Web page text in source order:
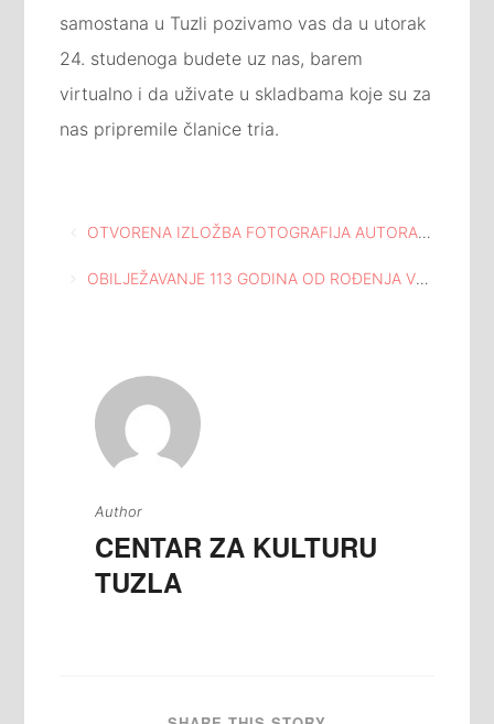
samostana u Tuzli pozivamo vas da u utorak
24. studenoga budete uz nas, barem
virtualno i da uživate u skladbama koje su za
nas pripremile članice tria.
Navigacija
članaka
OTVORENA IZLOŽBA FOTOGRAFIJA AUTORA MUNEVERA SALIHOVIĆA POD NAZIVOM “BELLA CIAO” U KUĆI I ATELJEU ISMET MUJEZINOVIĆ TUZLA
OBILJEŽAVANJE 113 GODINA OD ROĐENJA VELIKOG UMJETNIKA ISMETA MUJEZINOVIĆA POLAGANJEM CVIJEĆA ISPRED KUĆE I ATELJEA ISMET MUJEZINOVIĆ TUZLA
Author
CENTAR ZA KULTURU
TUZLA